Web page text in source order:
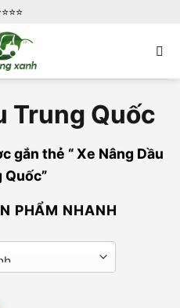
Trung Quốc
gắn thẻ “ Xe Nâng Dầu
Quốc”
PHẨM NHANH